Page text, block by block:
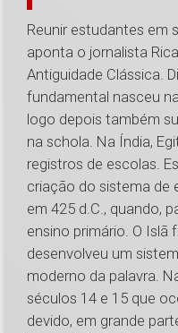
Reunir estudantes em
aponta o jornalista
Antiguidade Clássica.
fundamental nasceu
logo depois também
na schola. Na Índia,
registros de escolas.
criação do sistema de
em 425 d.C., quando,
ensino primário. O Islã
desenvolveu um
moderno da palavra.
séculos 14 e 15 que
devido, em grande